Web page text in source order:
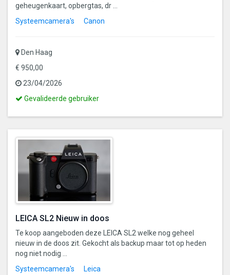
geheugenkaart, opbergtas, dr ...
Systeemcamera's
Canon
Den Haag
€ 950,00
23/04/2026
Dit
een
gevalideerde
gebruiker
Gevalideerde gebruiker
LEICA SL2 Nieuw in doos
Te koop aangeboden deze LEICA SL2 welke nog geheel
nieuw in de doos zit. Gekocht als backup maar tot op heden
nog niet nodig ...
Systeemcamera's
Leica